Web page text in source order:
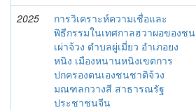
2025
การวิเคราะห์ความเชื่อและ
พิธีกรรมในเทศกาลฮวาผอของชน
เผ่าจ้วง ตําบลผู่เมี่ยว อําเภอยง
หนิง เมืองหนานหนิงเขตการ
ปกครองตนเองชนชาติจ้วง
มณฑลกวางสี สาธารณรัฐ
ประชาชนจีน